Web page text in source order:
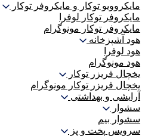
مایکروویو توکار و مایکروفر توکار
مایکروفر توکار لوفرا
مایکروفر توکار مونوگرام
هود آشپزخانه
هود لوفرا
هود مونوگرام
یخچال فریزر توکار
یخچال فریزر توکار مونوگرام
آرایشی و بهداشتی
سشوار
سشوار بیم
سرویس پخت و پز